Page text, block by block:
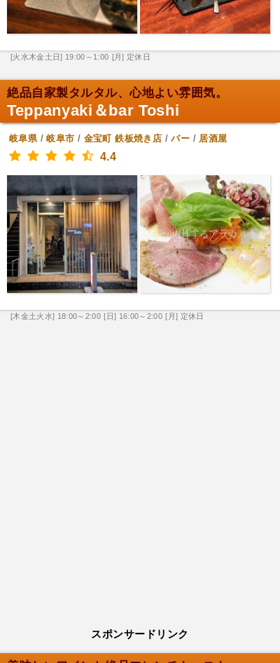
[火水木金土日] 19:00～1:00 [月] 定休日
絶品自家製タルタル、心地よい雰囲気。
Teppanyaki＆bar Toshi
岐阜県/岐阜市 / 金宝町 鉄板焼き店 /バー / 居酒屋
4.4
[木金土火水] 18:00～2:00 [日] 16:00～2:00 [月] 定休日
スポンサードリンク